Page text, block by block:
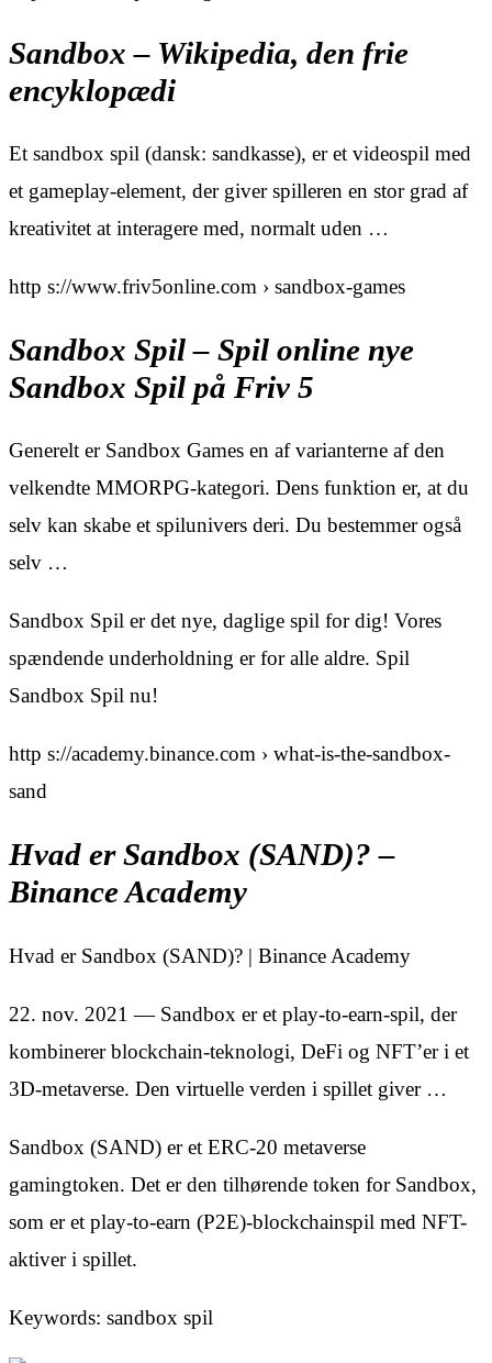
Sandbox – Wikipedia, den frie
encyklopædi
Et sandbox spil (dansk: sandkasse), er et videospil med
et gameplay-element, der giver spilleren en stor grad af
kreativitet at interagere med, normalt uden …
http s://www.friv5online.com › sandbox-games
Sandbox Spil – Spil online nye
Sandbox Spil på Friv 5
Generelt er Sandbox Games en af varianterne af den
velkendte MMORPG-kategori. Dens funktion er, at du
selv kan skabe et spilunivers deri. Du bestemmer også
selv …
Sandbox Spil er det nye, daglige spil for dig! Vores
spændende underholdning er for alle aldre. Spil
Sandbox Spil nu!
http s://academy.binance.com › what-is-the-sandbox-
sand
Hvad er Sandbox (SAND)? –
Binance Academy
Hvad er Sandbox (SAND)? | Binance Academy
22. nov. 2021 — Sandbox er et play-to-earn-spil, der
kombinerer blockchain-teknologi, DeFi og NFT’er i et
3D-metaverse. Den virtuelle verden i spillet giver …
Sandbox (SAND) er et ERC-20 metaverse
gamingtoken. Det er den tilhørende token for Sandbox,
som er et play-to-earn (P2E)-blockchainspil med NFT-
aktiver i spillet.
Keywords: sandbox spil